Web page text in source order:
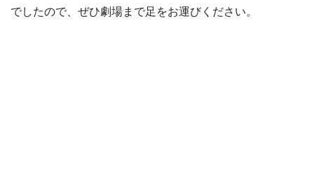
でしたので、ぜひ劇場まで足をお運びください。